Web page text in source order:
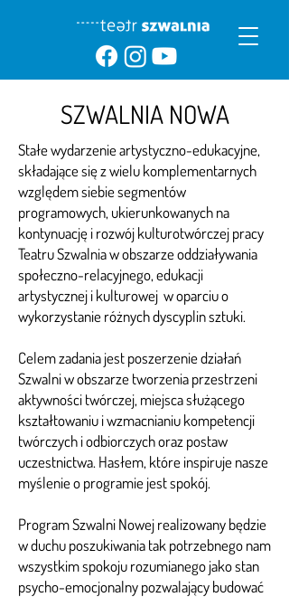
SZWALNIA NOWA
Stałe wydarzenie artystyczno-edukacyjne,
składające się z wielu komplementarnych
względem siebie segmentów
programowych, ukierunkowanych na
kontynuację i rozwój kulturotwórczej pracy
Teatru Szwalnia w obszarze oddziaływania
społeczno-relacyjnego, edukacji
artystycznej i kulturowej w oparciu o
wykorzystanie różnych dyscyplin sztuki.
Celem zadania jest poszerzenie działań
Szwalni w obszarze tworzenia przestrzeni
aktywności twórczej, miejsca służącego
kształtowaniu i wzmacnianiu kompetencji
twórczych i odbiorczych oraz postaw
uczestnictwa. Hasłem, które inspiruje nasze
myślenie o programie jest spokój.
Program Szwalni Nowej realizowany będzie
w duchu poszukiwania tak potrzebnego nam
wszystkim spokoju rozumianego jako stan
psycho-emocjonalny pozwalający budować